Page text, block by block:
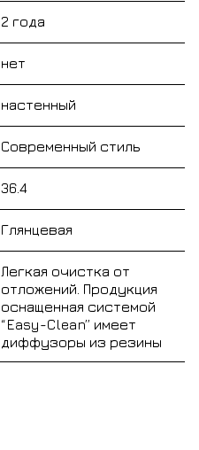
2 года
нет
настенный
Современный стиль
36.4
Глянцевая
Легкая очистка от
отложений. Продукция
оснащенная системой
“Easy-Clean” имеет
диффузоры из резины